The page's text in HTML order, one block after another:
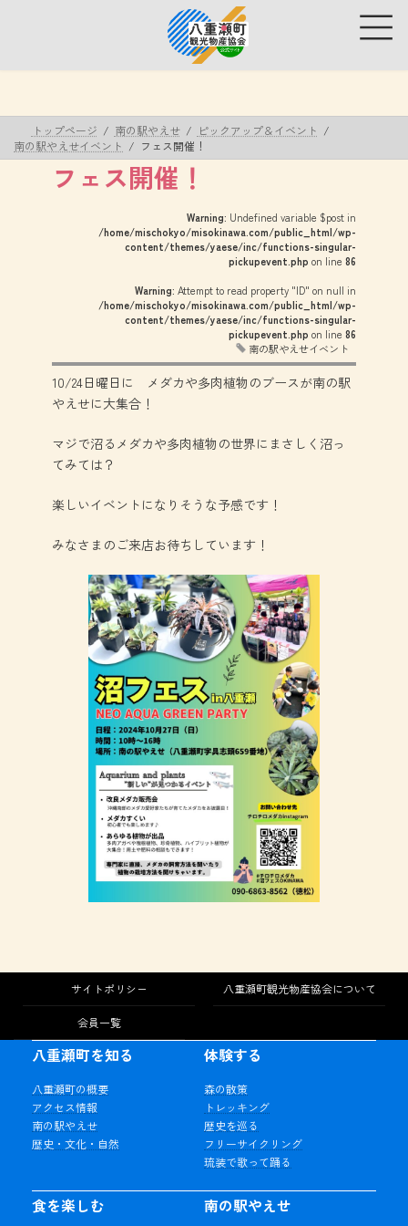
ス
ン
トップページ 南の駅やえせ
ピックアップ＆イベント
南の駅やえせイベント
フェス開催！
フェス開催！
Warning: Undefined variable $post in
/home/mischokyo/misokinawa.com/public_html/wp-
content/themes/yaese/inc/functions-singular-
pickupevent.php on line86
Warning: Attempt to read property "ID" on null in
/home/mischokyo/misokinawa.com/public_html/wp-
content/themes/yaese/inc/functions-singular-
pickupevent.php on line86
南の駅やえせイベント
10/24日曜日に メダカや多肉植物のブースが南の駅
やえせに大集合！
マジで沼るメダカや多肉植物の世界にまさしく沼っ
てみては？
楽しいイベントになりそうな予感です！
みなさまのご来店お待ちしています！
サイトポリシー 八重瀬町観光物産協会について
会員一覧
八重瀬町を知る
八重瀬町の概要
アクセス情報
南の駅やえせ
歴史・文化・自然
体験する
森の散策
トレッキング
歴史を巡る
フリーサイクリング
琉装で歌って踊る
食を楽しむ 南の駅やえせ